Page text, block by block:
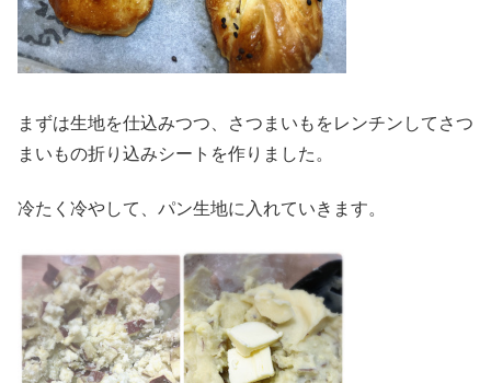
まずは生地を仕込みつつ、さつまいもをレンチンしてさつ
まいもの折り込みシートを作りました。
冷たく冷やして、パン生地に入れていきます。